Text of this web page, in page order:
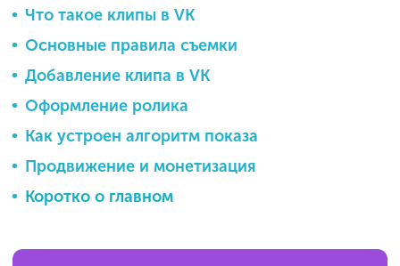
Что такое клипы в VK
Основные правила съемки
Добавление клипа в VK
Оформление ролика
Как устроен алгоритм показа
Продвижение и монетизация
Коротко о главном